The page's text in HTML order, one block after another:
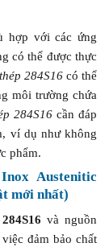
hợp với các ứng
có thể được thực
thép 284S16có thể
môi trường chứa
284S16cần đáp
ví dụ như không
phẩm.
Austenitic
mới nhất)
và nguồn
đảm bảo chất